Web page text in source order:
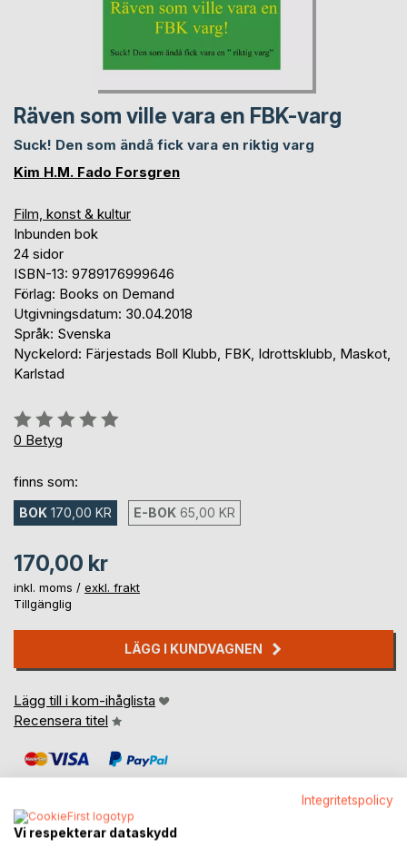
Räven som ville vara en FBK-varg
Suck! Den som ändå fick vara en riktig varg
Kim H.M. Fado Forsgren
Film, konst & kultur
Inbunden bok
24 sidor
ISBN-13: 9789176999646
Förlag: Books on Demand
Utgivningsdatum: 30.04.2018
Språk: Svenska
Nyckelord: Färjestads Boll Klubb, FBK, Idrottsklubb, Maskot,
Karlstad
Betyg::
0%
0 Betyg
finns som:
BOK 170,00 KR E-BOK 65,00 KR
170,00 kr
inkl. moms / exkl. frakt
Tillgänglig
LÄGG I KUNDVAGNEN
Lägg till i kom-ihåglista
Recensera titel
Integritetspolicy
Vi respekterar dataskydd